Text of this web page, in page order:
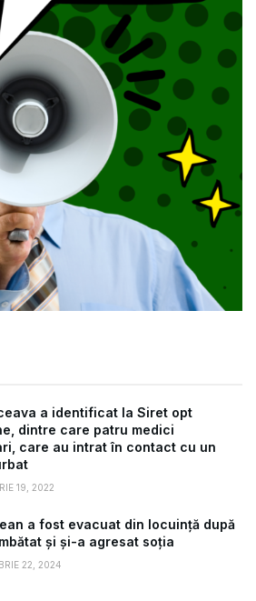
a identificat la Siret opt
dintre care patru medici
care au intrat în contact cu un
19, 2022
a fost evacuat din locuință după
și și-a agresat soția
22, 2024